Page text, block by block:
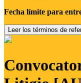
Fecha límite para
Leer los términos de